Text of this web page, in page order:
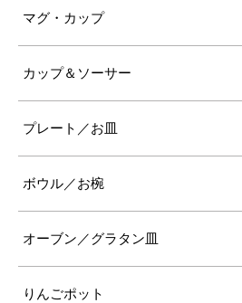
マグ・カップ
カップ＆ソーサー
プレート／お皿
ボウル／お椀
オーブン／グラタン皿
りんごポット